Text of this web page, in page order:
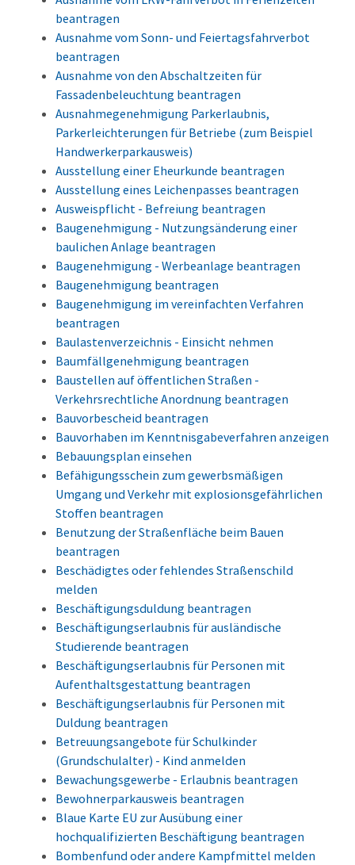
beantragen
Ausnahme vom Sonn- und Feiertagsfahrverbot
beantragen
Ausnahme von den Abschaltzeiten für
Fassadenbeleuchtung beantragen
Ausnahmegenehmigung Parkerlaubnis,
Parkerleichterungen für Betriebe (zum Beispiel
Handwerkerparkausweis)
Ausstellung einer Eheurkunde beantragen
Ausstellung eines Leichenpasses beantragen
Ausweispflicht - Befreiung beantragen
Baugenehmigung - Nutzungsänderung einer
baulichen Anlage beantragen
Baugenehmigung - Werbeanlage beantragen
Baugenehmigung beantragen
Baugenehmigung im vereinfachten Verfahren
beantragen
Baulastenverzeichnis - Einsicht nehmen
Baumfällgenehmigung beantragen
Baustellen auf öffentlichen Straßen -
Verkehrsrechtliche Anordnung beantragen
Bauvorbescheid beantragen
Bauvorhaben im Kenntnisgabeverfahren anzeigen
Bebauungsplan einsehen
Befähigungsschein zum gewerbsmäßigen
Umgang und Verkehr mit explosionsgefährlichen
Stoffen beantragen
Benutzung der Straßenfläche beim Bauen
beantragen
Beschädigtes oder fehlendes Straßenschild
melden
Beschäftigungsduldung beantragen
Beschäftigungserlaubnis für ausländische
Studierende beantragen
Beschäftigungserlaubnis für Personen mit
Aufenthaltsgestattung beantragen
Beschäftigungserlaubnis für Personen mit
Duldung beantragen
Betreuungsangebote für Schulkinder
(Grundschulalter) - Kind anmelden
Bewachungsgewerbe - Erlaubnis beantragen
Bewohnerparkausweis beantragen
Blaue Karte EU zur Ausübung einer
hochqualifizierten Beschäftigung beantragen
Bombenfund oder andere Kampfmittel melden